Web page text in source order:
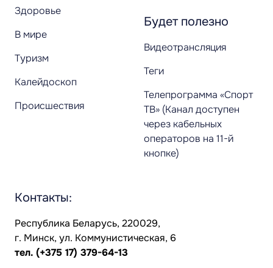
Здоровье
В мире
Туризм
Калейдоскоп
Происшествия
Будет полезно
Видеотрансляция
Теги
Телепрограмма «Спорт
ТВ» (Канал доступен
через кабельных
операторов на 11-й
кнопке)
Контакты:
Республика Беларусь, 220029,
г. Минск, ул. Коммунистическая, 6
тел. (+375 17) 379-64-13